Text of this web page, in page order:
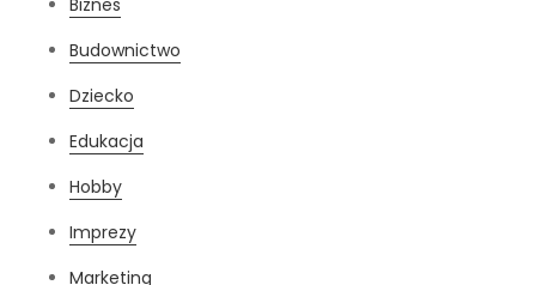
Budownictwo
Dziecko
Edukacja
Hobby
Imprezy
Marketing